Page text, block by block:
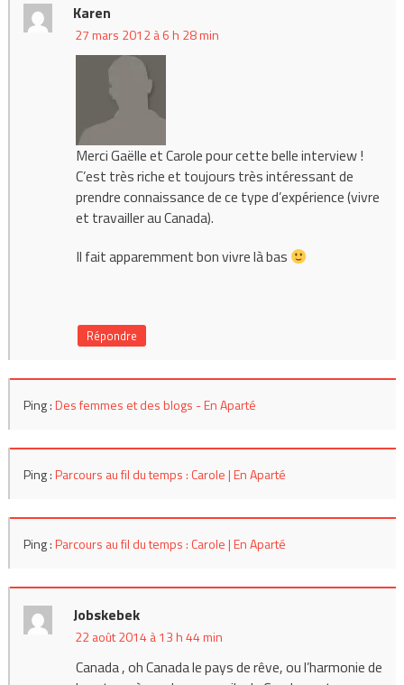
Karen
27 mars 2012 à 6 h 28 min
Merci Gaëlle et Carole pour cette belle interview !
C’est très riche et toujours très intéressant de
prendre connaissance de ce type d’expérience (vivre
et travailler au Canada).
Il fait apparemment bon vivre là bas
Répondre
Ping :Des femmes et des blogs - En Aparté
Ping :Parcours au fil du temps : Carole | En Aparté
Ping :Parcours au fil du temps : Carole | En Aparté
Jobskebek
22 août 2014 à 13 h 44 min
Canada , oh Canada le pays de rêve, ou l’harmonie de